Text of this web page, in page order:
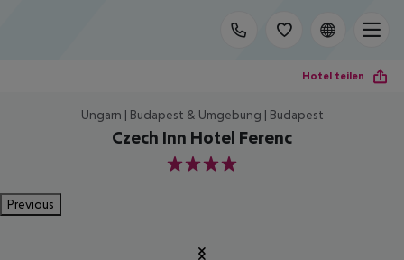
Hotel teilen
Ungarn | Budapest & Umgebung | Budapest
Czech Inn Hotel Ferenc
4
Previous